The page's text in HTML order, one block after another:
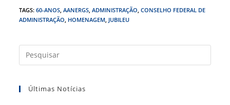
c
e
b
o
k
itt
er
k
e
dI
n
at
s
A
p
ss
e
n
g
tF
e
n
TAGS:60-ANOS AANERGS ADMINISTRAÇÃO CONSELHO FEDERAL DE
ADMINISTRAÇÃO HOMENAGEM JUBILEU
a
Últimas Notícias